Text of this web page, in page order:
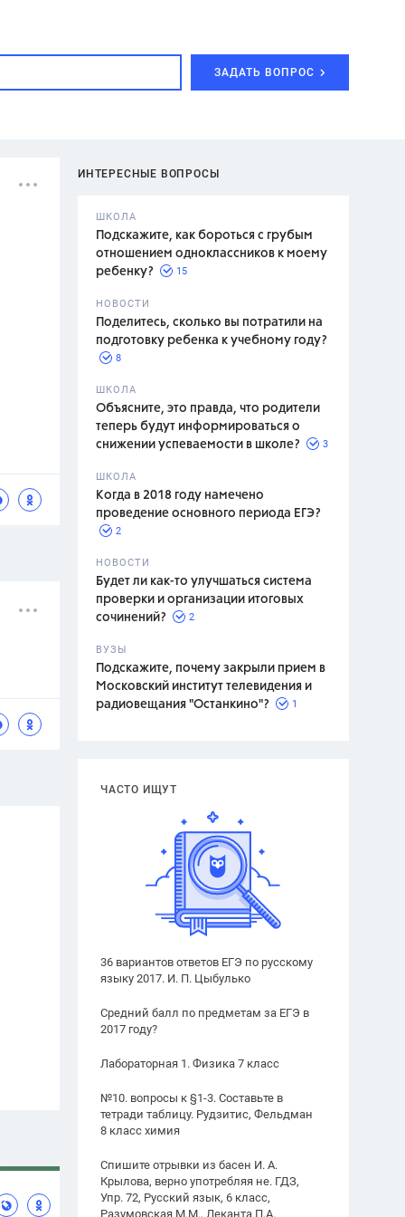
ЗАДАТЬ ВОПРОС
ИНТЕРЕСНЫЕ ВОПРОСЫ
ШКОЛА
Подскажите, как бороться с грубым
отношением одноклассников к моему
ребенку?
15
НОВОСТИ
Поделитесь, сколько вы потратили на
подготовку ребенка к учебному году?
8
ШКОЛА
Объясните, это правда, что родители
теперь будут информироваться о
снижении успеваемости в школе?
3
ШКОЛА
Когда в 2018 году намечено
проведение основного периода ЕГЭ?
2
НОВОСТИ
Будет ли как-то улучшаться система
проверки и организации итоговых
сочинений?
2
ВУЗЫ
Подскажите, почему закрыли прием в
Московский институт телевидения и
радиовещания "Останкино"?
1
ЧАСТО ИЩУТ
36 вариантов ответов ЕГЭ по русскому
языку 2017. И. П. Цыбулько
Средний балл по предметам за ЕГЭ в
2017 году?
Лабораторная 1. Физика 7 класс
№10. вопросы к §1-3. Составьте в
тетради таблицу. Рудзитис, Фельдман
8 класс химия
Спишите отрывки из басен И. А.
Крылова, верно употребляя не. ГДЗ,
Упр. 72, Русский язык, 6 класс,
Разумовская М.М., Леканта П.А.